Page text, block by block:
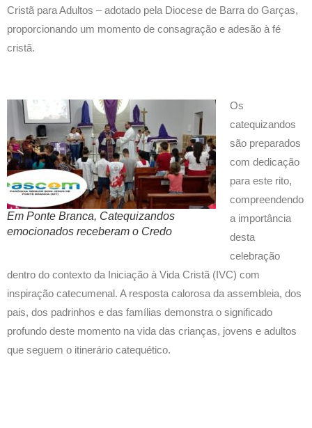
Cristã para Adultos – adotado pela Diocese de Barra do Garças,
proporcionando um momento de consagração e adesão à fé
cristã.
Em Ponte Branca, Catequizandos
emocionados receberam o Credo
Os
catequizandos
são preparados
com dedicação
para este rito,
compreendendo
a importância
desta
celebração
dentro do contexto da Iniciação à Vida Cristã (IVC) com
inspiração catecumenal. A resposta calorosa da assembleia, dos
pais, dos padrinhos e das famílias demonstra o significado
profundo deste momento na vida das crianças, jovens e adultos
que seguem o itinerário catequético.